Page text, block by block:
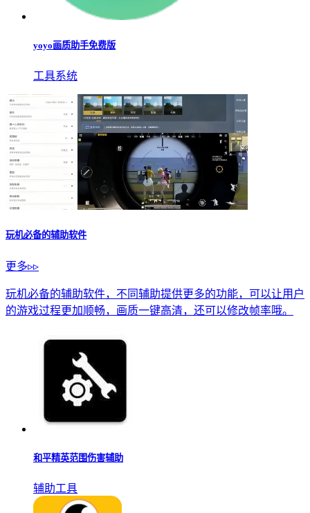
yoyo画质助手免费版
工具系统
玩机必备的辅助软件
更多▹▹
玩机必备的辅助软件，不同辅助提供更多的功能，可以让用户
的游戏过程更加顺畅，画质一键高清，还可以修改帧率哦。
和平精英范围伤害辅助
辅助工具